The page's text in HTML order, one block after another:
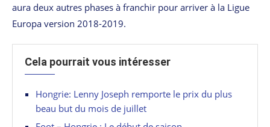
aura deux autres phases à franchir pour arriver à la Ligue
Europa version 2018-2019.
Cela pourrait vous intéresser
Hongrie: Lenny Joseph remporte le prix du plus
beau but du mois de juillet